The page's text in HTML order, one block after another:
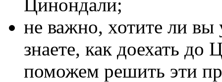
Цинондали;
не важно, хотите ли вы
знаете, как доехать
поможем решить эти